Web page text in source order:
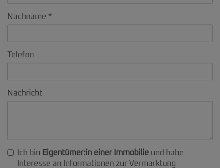
Nachname
Telefon
Nachricht
Ich bin Eigentümer:in einer Immobilie und habe
Interesse an Informationen zur Vermarktung